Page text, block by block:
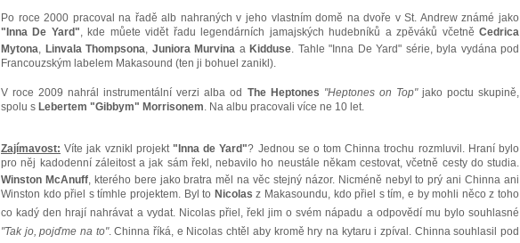
Po roce 2000 pracoval na řadě alb nahraných v jeho vlastním domě na dvoře v St. Andrew známé jako
"Inna De Yard", kde můete vidět řadu legendárních jamajských hudebníků a zpěváků včetněCedrica
Mytona, Linvala Thompsona, Juniora Murvina a Kidduse. Tahle "Inna De Yard" série, byla vydána pod
Francouzským labelem Makasound (ten ji bohuel zanikl).
V roce 2009 nahrál instrumentální verzi alba od The Heptones "Heptones on Top"jako poctu skupině,
spolu s Lebertem "Gibbym" Morrisonem. Na albu pracovali více ne 10 let.
Zajímavost: Víte jak vznikl projekt "Inna de Yard"? Jednou se o tom Chinna trochu rozmluvil. Hraní bylo
pro něj kadodenní záleitost a jak sám řekl, nebavilo ho neustále někam cestovat, včetně cesty do studia.
Winston McAnuff, kterého bere jako bratra měl na věc stejný názor. Nicméně nebyl to prý ani Chinna ani
Winston kdo přiel s tímhle projektem. Byl to Nicolas z Makasoundu, kdo přiel s tím, e by mohli něco z toho
co kadý den hrají nahrávat a vydat. Nicolas přiel, řekl jim o svém nápadu a odpovědí mu bylo souhlasné
"Tak jo, pojďme na to". Chinna říká, e Nicolas chtěl aby kromě hry na kytaru i zpíval. Chinna souhlasil pod